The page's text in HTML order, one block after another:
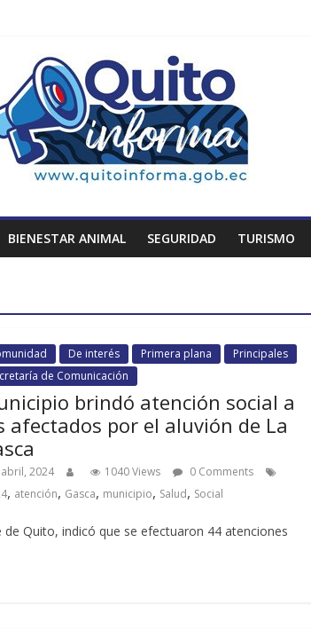
BIENESTAR ANIMAL SEGURIDAD TURISMO
De interés Primera plana
Principales
de Comunicación
brindó atención social a
afectados por el aluvión de La
2024 1040 Views
0 Comments
, atención, Gasca, municipio, Salud, Social
Quito, indicó que se efectuaron 44 atenciones